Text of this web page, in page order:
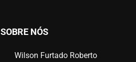
SOBRE NÓS
Wilson Furtado Roberto